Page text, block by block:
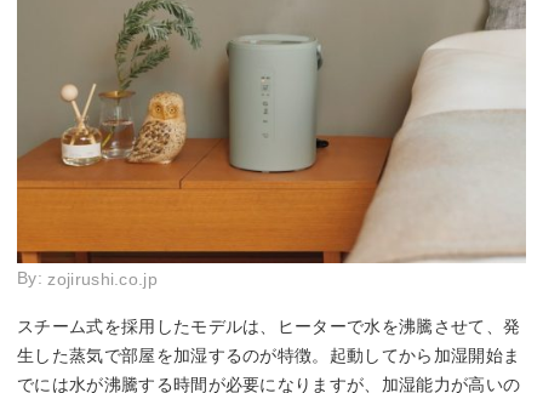
By: zojirushi.co.jp
スチーム式を採用したモデルは、ヒーターで水を沸騰させて、発
生した蒸気で部屋を加湿するのが特徴。起動してから加湿開始ま
でには水が沸騰する時間が必要になりますが、加湿能力が高いの